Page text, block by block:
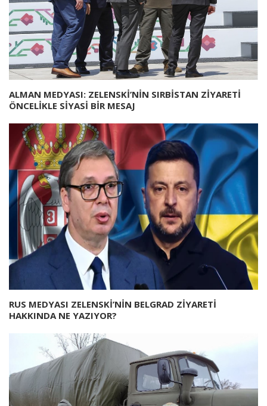
ALMAN MEDYASI: ZELENSKİ’NİN SIRBİSTAN ZİYARETİ
ÖNCELİKLE SİYASİ BİR MESAJ
RUS MEDYASI ZELENSKİ’NİN BELGRAD ZİYARETİ
HAKKINDA NE YAZIYOR?